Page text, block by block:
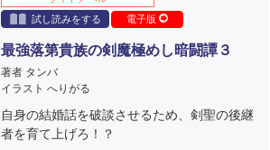
試し読みをする
電子版
最強落第貴族の剣魔極めし暗闘譚３
著者 タンバ
イラスト へりがる
自身の結婚話を破談させるため、剣聖の後継
者を育て上げろ！？